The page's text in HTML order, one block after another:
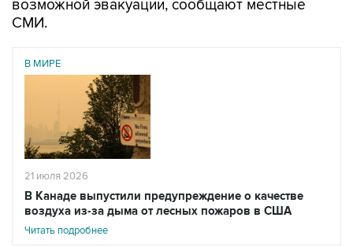
В МИРЕ
21 июля 2026
В Канаде выпустили предупреждение о качестве
воздуха из-за дыма от лесных пожаров в США
Читать подробнее
Пожар вспыхнул в среду днем в районе